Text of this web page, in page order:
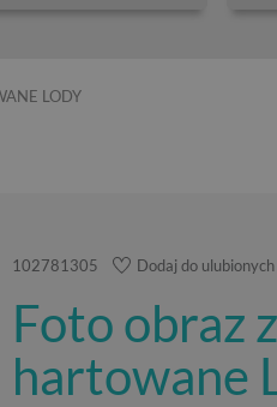
LODY
102781305 Dodaj do ulubionych
Foto obraz
hartowane